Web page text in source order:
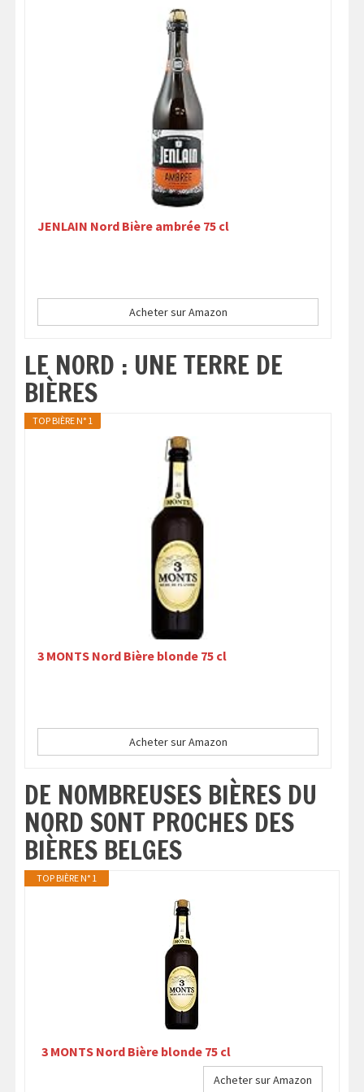
JENLAIN Nord Bière ambrée 75 cl
Acheter sur Amazon
LE NORD : UNE TERRE DE
BIÈRES
TOP BIÈRE N° 1
3 MONTS Nord Bière blonde 75 cl
Acheter sur Amazon
DE NOMBREUSES BIÈRES DU
NORD SONT PROCHES DES
BIÈRES BELGES
TOP BIÈRE N° 1
3 MONTS Nord Bière blonde 75 cl
Acheter sur Amazon